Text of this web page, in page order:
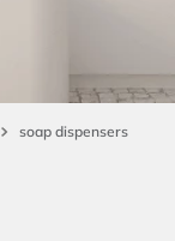
soap dispensers